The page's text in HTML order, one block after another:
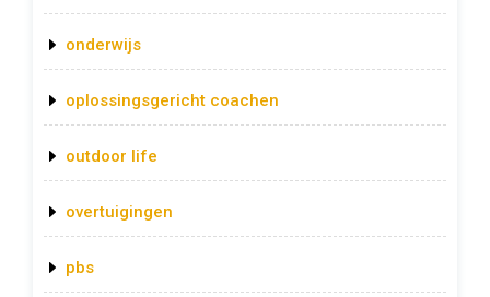
onderwijs
oplossingsgericht coachen
outdoor life
overtuigingen
pbs